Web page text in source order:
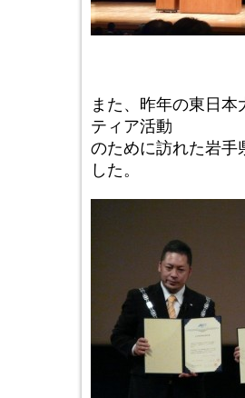
また、昨年の東日
ティア活動
のために訪れた岩手
した。